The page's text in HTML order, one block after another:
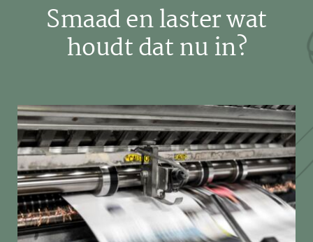
Smaad en laster wat
houdt dat nu in?